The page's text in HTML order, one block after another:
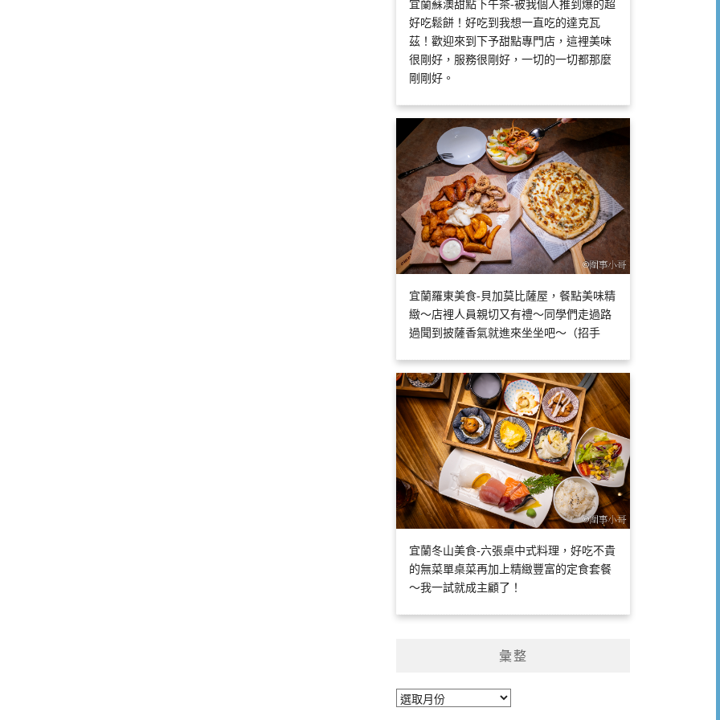
宜蘭蘇澳甜點下午茶-被我個人推到爆的超
好吃鬆餅！好吃到我想一直吃的達克瓦
茲！歡迎來到下予甜點專門店，這裡美味
很剛好，服務很剛好，一切的一切都那麼
剛剛好。
宜蘭羅東美食-貝加莫比薩屋，餐點美味精
緻～店裡人員親切又有禮～同學們走過路
過聞到披薩香氣就進來坐坐吧～（招手
宜蘭冬山美食-六張桌中式料理，好吃不貴
的無菜單桌菜再加上精緻豐富的定食套餐
～我一試就成主顧了！
彙整
彙